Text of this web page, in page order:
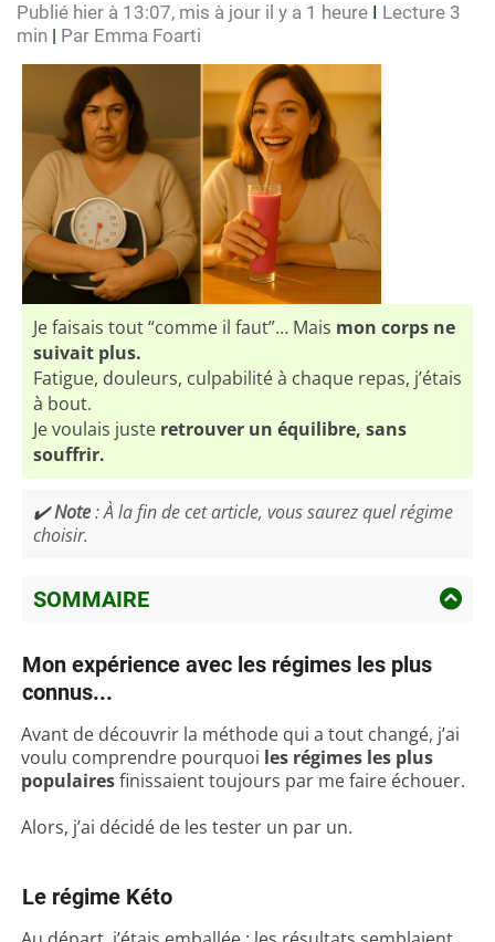
Publié hier à 13:07, mis à jour il y a 1 heure I Lecture 3
min | Par Emma Foarti
Je faisais tout “comme il faut”… Mais mon corps ne
suivait plus.
Fatigue, douleurs, culpabilité à chaque repas, j’étais
à bout.
Je voulais juste retrouver un équilibre, sans
souffrir.
✔️Note: À la fin de cet article, vous saurez quel régime
choisir.
SOMMAIRE
plus connus...
Le régime Kéto
Le régime Paléo
Le régime IG Bas
Mon constat après tout ça… les
promesses et la réalité
Une méthode douce… et
Mon expérience avec les régimes les plus
connus...
Avant de découvrir la méthode qui a tout changé, j’ai
voulu comprendre pourquoi les régimes les plus
populairesfinissaient toujours par me faire échouer.
Alors, j’ai décidé de les tester un par un.
Le régime Kéto